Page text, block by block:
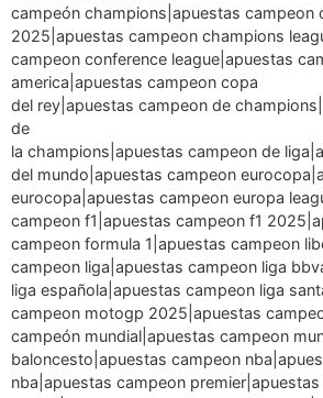
campeón champions|apuestas campeon
2025|apuestas campeon champions
campeon conference league|apuestas
america|apuestas campeon copa
del rey|apuestas campeon de
de
la champions|apuestas campeon de
del mundo|apuestas campeon
eurocopa|apuestas campeon europa
campeon f1|apuestas campeon f1
campeon formula 1|apuestas campeon
campeon liga|apuestas campeon liga
liga española|apuestas campeon liga
campeon motogp 2025|apuestas
campeón mundial|apuestas campeon
baloncesto|apuestas campeon
nba|apuestas campeon